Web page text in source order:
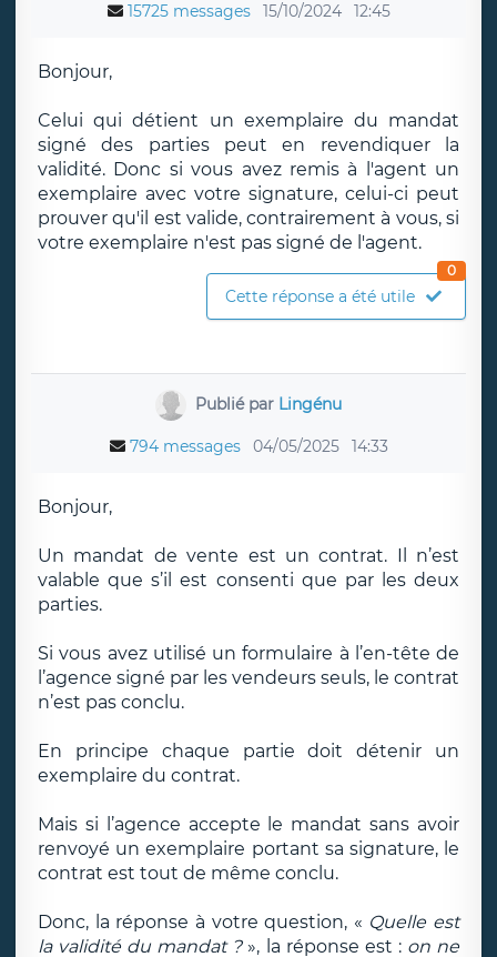
15725 messages 15/10/2024 12:45
Bonjour,
Celui qui détient un exemplaire du mandat
signé des parties peut en revendiquer la
validité. Donc si vous avez remis à l'agent un
exemplaire avec votre signature, celui-ci peut
prouver qu'il est valide, contrairement à vous, si
votre exemplaire n'est pas signé de l'agent.
Cette réponse a été utile
0
Publié par Lingénu
794 messages 04/05/2025 14:33
Bonjour,
Un mandat de vente est un contrat. Il n’est
valable que s’il est consenti que par les deux
parties.
Si vous avez utilisé un formulaire à l’en-tête de
l’agence signé par les vendeurs seuls, le contrat
n’est pas conclu.
En principe chaque partie doit détenir un
exemplaire du contrat.
Mais si l’agence accepte le mandat sans avoir
renvoyé un exemplaire portant sa signature, le
contrat est tout de même conclu.
Donc, la réponse à votre question, « Quelle est
la validité du mandat ?», la réponse est : on ne